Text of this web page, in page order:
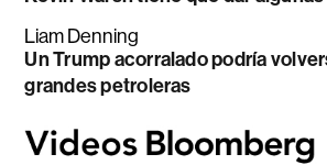
Liam Denning
Un Trump acorralado podría
grandes petroleras